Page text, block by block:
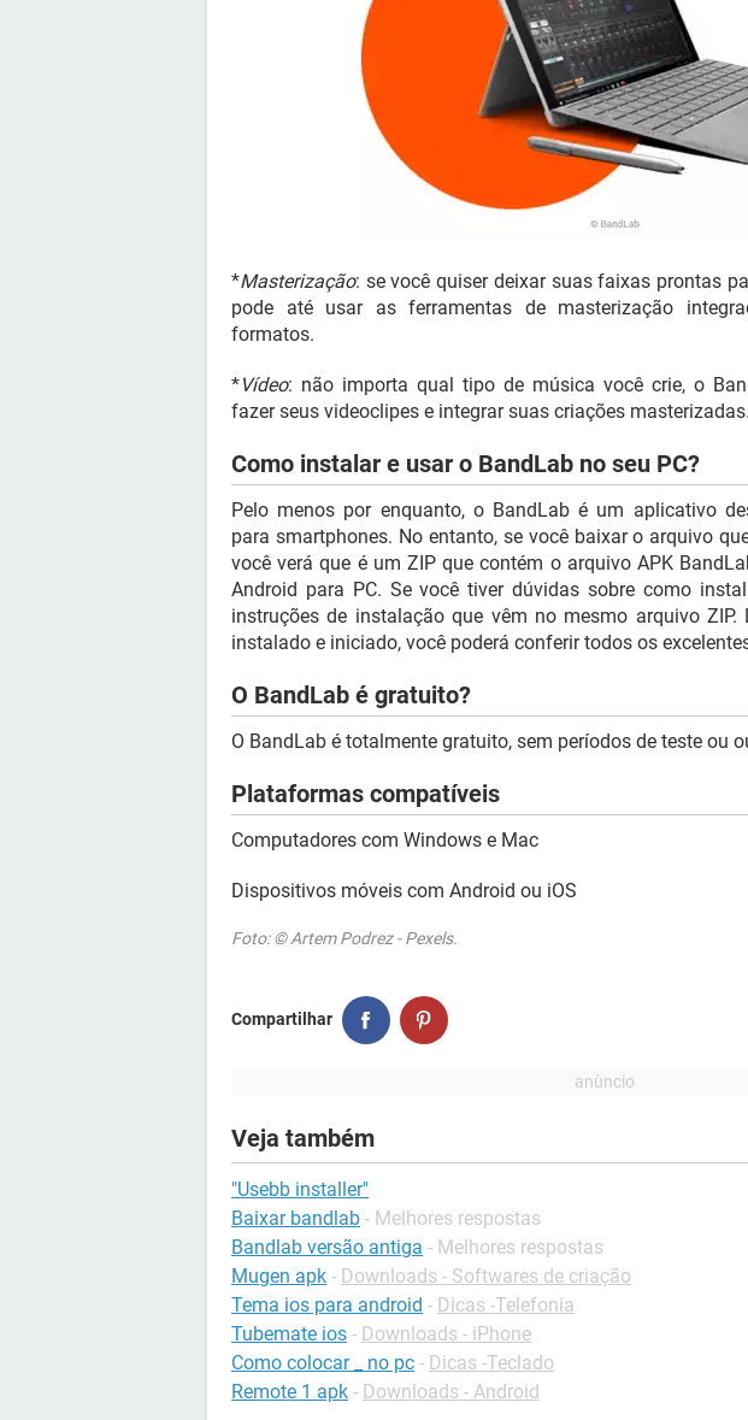
*Masterização: se você quiser deixar suas faixas prontas
pode até usar as ferramentas de masterização
formatos.
*Vídeo: não importa qual tipo de música você crie, o
fazer seus videoclipes e integrar suas criações masterizadas.
Como instalar e usar o BandLab no seu PC?
Pelo menos por enquanto, o BandLab é um aplicativo
para smartphones. No entanto, se você baixar o arquivo
você verá que é um ZIP que contém o arquivo APK
Android para PC. Se você tiver dúvidas sobre como
instruções de instalação que vêm no mesmo arquivo
instalado e iniciado, você poderá conferir todos os
O BandLab é gratuito?
O BandLab é totalmente gratuito, sem períodos de teste ou
Plataformas compatíveis
Computadores com Windows e Mac
Dispositivos móveis com Android ou iOS
Foto: © Artem Podrez - Pexels.
Compartilhar
Veja também
"Usebb installer"
Baixar bandlab - Melhores respostas
Bandlab versão antiga - Melhores respostas
Mugen apk - Downloads - Softwares de criação
Tema ios para android - Dicas -Telefonia
Tubemate ios - Downloads - iPhone
Como colocar _ no pc - Dicas -Teclado
Remote 1 apk - Downloads - Android